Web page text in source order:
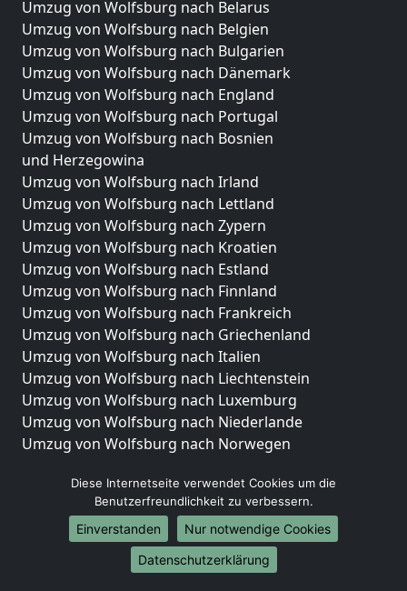
Umzug von Wolfsburg nach Belarus
Umzug von Wolfsburg nach Belgien
Umzug von Wolfsburg nach Bulgarien
Umzug von Wolfsburg nach Dänemark
Umzug von Wolfsburg nach England
Umzug von Wolfsburg nach Portugal
Umzug von Wolfsburg nach Bosnien
und Herzegowina
Umzug von Wolfsburg nach Irland
Umzug von Wolfsburg nach Lettland
Umzug von Wolfsburg nach Zypern
Umzug von Wolfsburg nach Kroatien
Umzug von Wolfsburg nach Estland
Umzug von Wolfsburg nach Finnland
Umzug von Wolfsburg nach Frankreich
Umzug von Wolfsburg nach Griechenland
Umzug von Wolfsburg nach Italien
Umzug von Wolfsburg nach Liechtenstein
Umzug von Wolfsburg nach Luxemburg
Umzug von Wolfsburg nach Niederlande
Umzug von Wolfsburg nach Norwegen
Umzüge-Deutschlandweit
Umzug von Wolfsburg nach Berlin
Umzug von Wolfsburg nach Hamburg
Umzug von Wolfsburg nach München
Umzug von Wolfsburg nach Köln
Diese Internetseite verwendet Cookies um die
Benutzerfreundlichkeit zu verbessern.
Einverstanden
Nur notwendige Cookies
Datenschutzerklärung